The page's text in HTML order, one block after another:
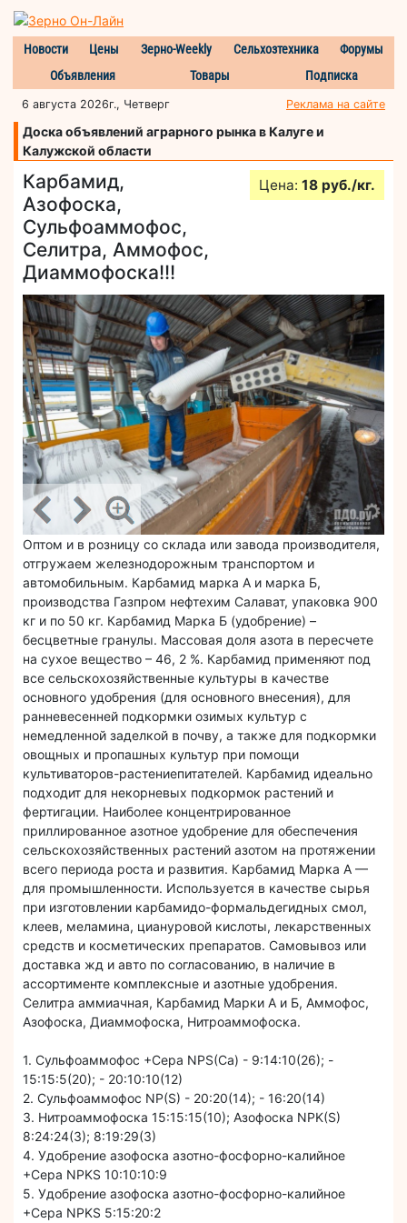
Новости Цены Зерно-Weekly Сельхозтехника
Форумы
Объявления
Товары Подписка
6 августа 2026г., Четверг Реклама на сайте
Доска объявлений аграрного рынка в Калуге и
Калужской области
Карбамид,
Азофоска,
Сульфоаммофос,
Селитра, Аммофос,
Диаммофоска!!!
Цена: 18 руб./кг.
Оптом и в розницу со склада или завода производителя,
отгружаем железнодорожным транспортом и
автомобильным. Карбамид марка А и марка Б,
производства Газпром нефтехим Салават, упаковка 900
кг и по 50 кг. Карбамид Марка Б (удобрение) –
бесцветные гранулы. Массовая доля азота в пересчете
на сухое вещество – 46, 2 %. Карбамид применяют под
все сельскохозяйственные культуры в качестве
основного удобрения (для основного внесения), для
ранневесенней подкормки озимых культур с
немедленной заделкой в почву, а также для подкормки
овощных и пропашных культур при помощи
культиваторов-растениепитателей. Карбамид идеально
подходит для некорневых подкормок растений и
фертигации. Наиболее концентрированное
приллированное азотное удобрение для обеспечения
сельскохозяйственных растений азотом на протяжении
всего периода роста и развития. Карбамид Марка А —
для промышленности. Используется в качестве сырья
при изготовлении карбамидо-формальдегидных смол,
клеев, меламина, циануровой кислоты, лекарственных
средств и косметических препаратов. Самовывоз или
доставка жд и авто по согласованию, в наличие в
ассортименте комплексные и азотные удобрения.
Селитра аммиачная, Карбамид Марки А и Б, Аммофос,
Азофоска, Диаммофоска, Нитроаммофоска.
1. Сульфоаммофос +Сера NPS(Са) - 9:14:10(26); -
15:15:5(20); - 20:10:10(12)
2. Сульфоаммофос NP(S) - 20:20(14); - 16:20(14)
3. Нитроаммофоска 15:15:15(10); Азофоска NPK(S)
8:24:24(3); 8:19:29(3)
4. Удобрение азофоска азотно-фосфорно-калийное
+Сера NPKS 10:10:10:9
5. Удобрение азофоска азотно-фосфорно-калийное
+Сера NPKS 5:15:20:2